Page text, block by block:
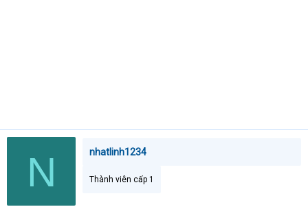
N nhatlinh1234
Thành viên cấp 1